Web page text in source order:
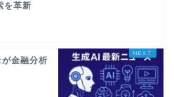
を革新
金融分析